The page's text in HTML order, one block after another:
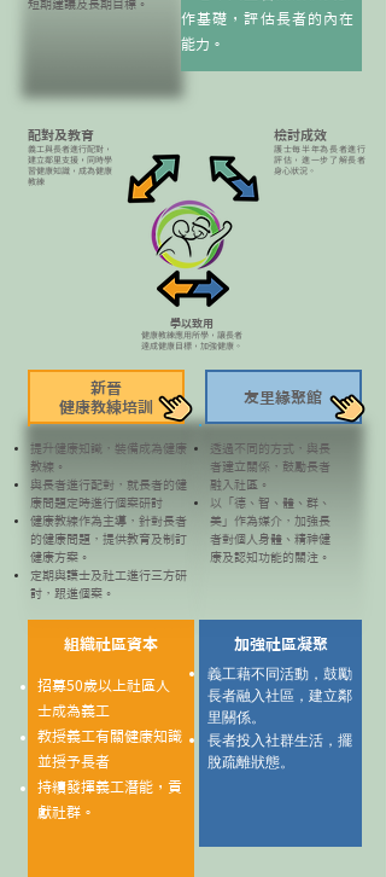
招募50歲以上社區人
士成為義工
教授義工有關健康知識
並授予長者
​持續發揮義工潛能，貢
獻社群。
​組織社區資本
​提升健康知識，裝備成為健康
教練。
與長者進行配對，就長者的健
康問題定時進行個案研討
健康教練作為主導，針對長者
的健康問題，提供教育及制訂
健康方案。
定期與護士及社工進行三方研
討，跟進個案。
義工藉不同活動，鼓勵
長者融入社區，建立鄰
里關係。
長者投入社群生活，擺
脫疏離狀態。
​加強社區凝聚
​透過不同的方式，與長
者建立關係，鼓勵長者
融入社區。
​以「德、智、體、群、
美」作為媒介，加強長
者對個人身體、精神健
康及認知功能的關注。
短期建議及長期目標。
​配對及教育
義工與長者進行配對，
建立鄰里支援 ​​，
同時學
習健康知識，成為健康
教練
​檢討成效
護士每半年為長者進行
評估，進一步了解長者
身心狀況。
​學以致用
健康教練應用所學，讓長者
達成健康目標，加強健康。
​新晉
健康教練培訓
​友里緣聚館
作基礎，評估長者的內在
能力。